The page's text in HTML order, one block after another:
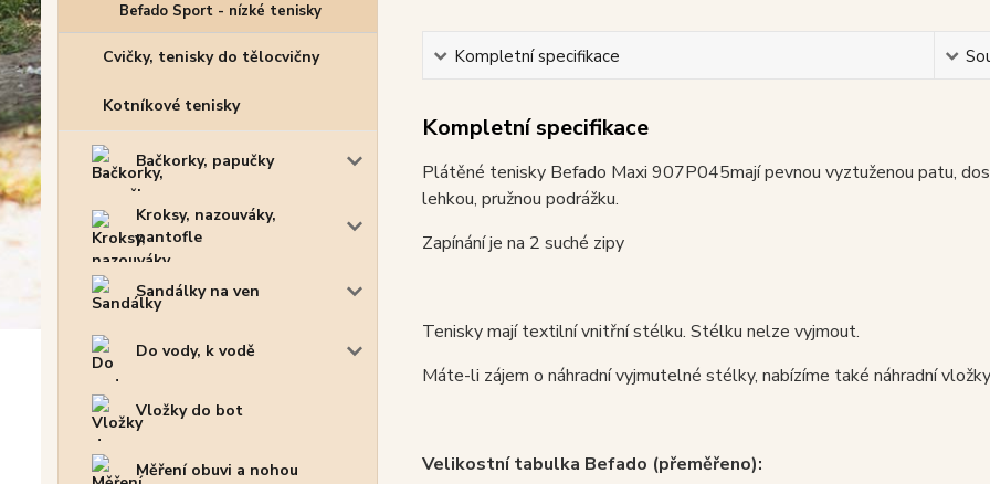
Befado Sport - nízké tenisky
Cvičky, tenisky do tělocvičny
Kotníkové tenisky
Bačkorky, papučky
Kroksy, nazouváky,
pantofle
Sandálky na ven
Do vody, k vodě
Vložky do bot
Měření obuvi a nohou
Kompletní specifikace
Kompletní specifikace
Plátěné tenisky Befado Maxi 907P045mají pevnou vyztuženou patu,
lehkou, pružnou podrážku.
Zapínání je na 2 suché zipy
Tenisky mají textilní vnitřní stélku. Stélku nelze vyjmout.
Máte-li zájem o náhradní vyjmutelné stélky, nabízíme také náhradní
Velikostní tabulka Befado (přeměřeno):